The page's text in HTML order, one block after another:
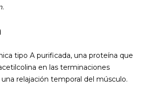
.
tipo A purificada, una proteína que
en las terminaciones
relajación temporal del músculo.